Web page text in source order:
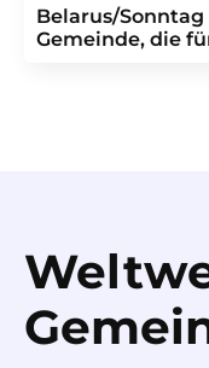
Belarus/
Gemeinde, die